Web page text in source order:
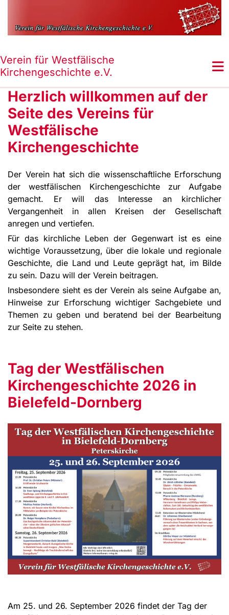
Verein für Westfälische
Kirchengeschichte e.V.
Herzlich willkommen auf der
Seite des Vereins für
Westfälische
Kirchengeschichte
Der Verein hat sich die wissenschaftliche Erforschung
der westfälischen Kirchengeschichte zur Aufgabe
gemacht. Er will das Interesse an kirchlicher
Vergangenheit in allen Kreisen der Gesellschaft
anregen und vertiefen.
Für das kirchliche Leben der Gegenwart ist es eine
wichtige Voraussetzung, über die lokale und regionale
Geschichte, die Land und Leute geprägt hat, im Bilde
zu sein. Dazu will der Verein beitragen.
Insbesondere sieht es der Verein als seine Aufgabe an,
Hinweise zur Erforschung wichtiger Sachgebiete und
Themen zu geben und beratend bei der Bearbeitung
zur Seite zu stehen.
Tag der Westfälischen
Kirchengeschichte 2026 in
Bielefeld-Dornberg
Am 25. und 26. September 2026 findet der Tag der